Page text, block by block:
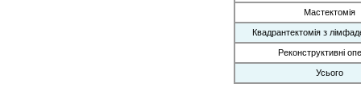
Мастектомія
Квадрантектомія з
Реконструктивні
Усього